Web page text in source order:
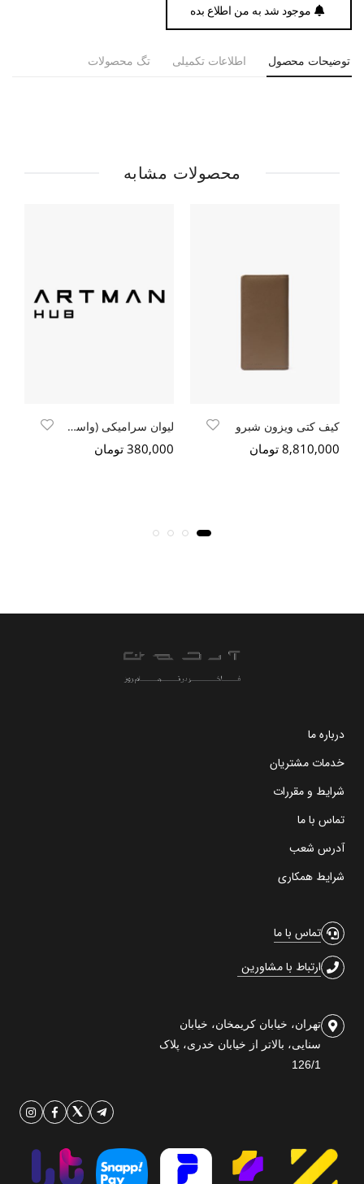
موجود شد به من اطلاع بده
توضیحات محصول اطلاعات تکمیلی تگ محصولات
محصولات مشابه
کیف کتی ویزون شبرو
8,810,000 تومان
لیوان سرامیکی (واسیلی وان)
380,000 تومان
درباره ما
خدمات مشتریان
شرایط و مقررات
تماس با ما
آدرس شعب
شرایط همکاری
تماس با ما
ارتباط با مشاورین
تهران، خیابان کریمخان، خیابان
سنایی، بالاتر از خیابان خدری، پلاک
126/1